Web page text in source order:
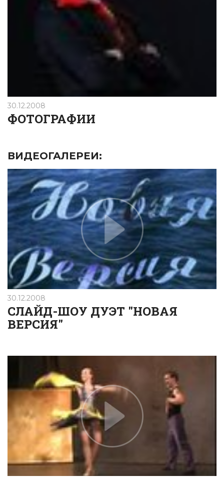
30.12.2008
ФОТОГРАФИИ
ВИДЕОГАЛЕРЕИ:
30.12.2008
СЛАЙД-ШОУ ДУЭТ "НОВАЯ
ВЕРСИЯ"